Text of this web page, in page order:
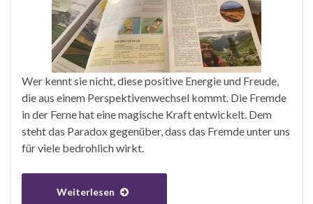
Wer kennt sie nicht, diese positive Energie und Freude,
die aus einem Perspektivenwechsel kommt. Die Fremde
in der Ferne hat eine magische Kraft entwickelt. Dem
steht das Paradox gegenüber, dass das Fremde unter uns
für viele bedrohlich wirkt.
Weiterlesen